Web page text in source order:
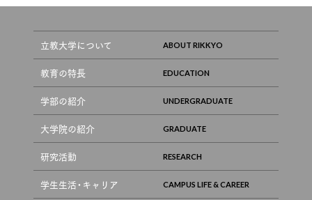
立教大学について
教育の特長
学部の紹介
大学院の紹介
研究活動
学生生活・キャリア